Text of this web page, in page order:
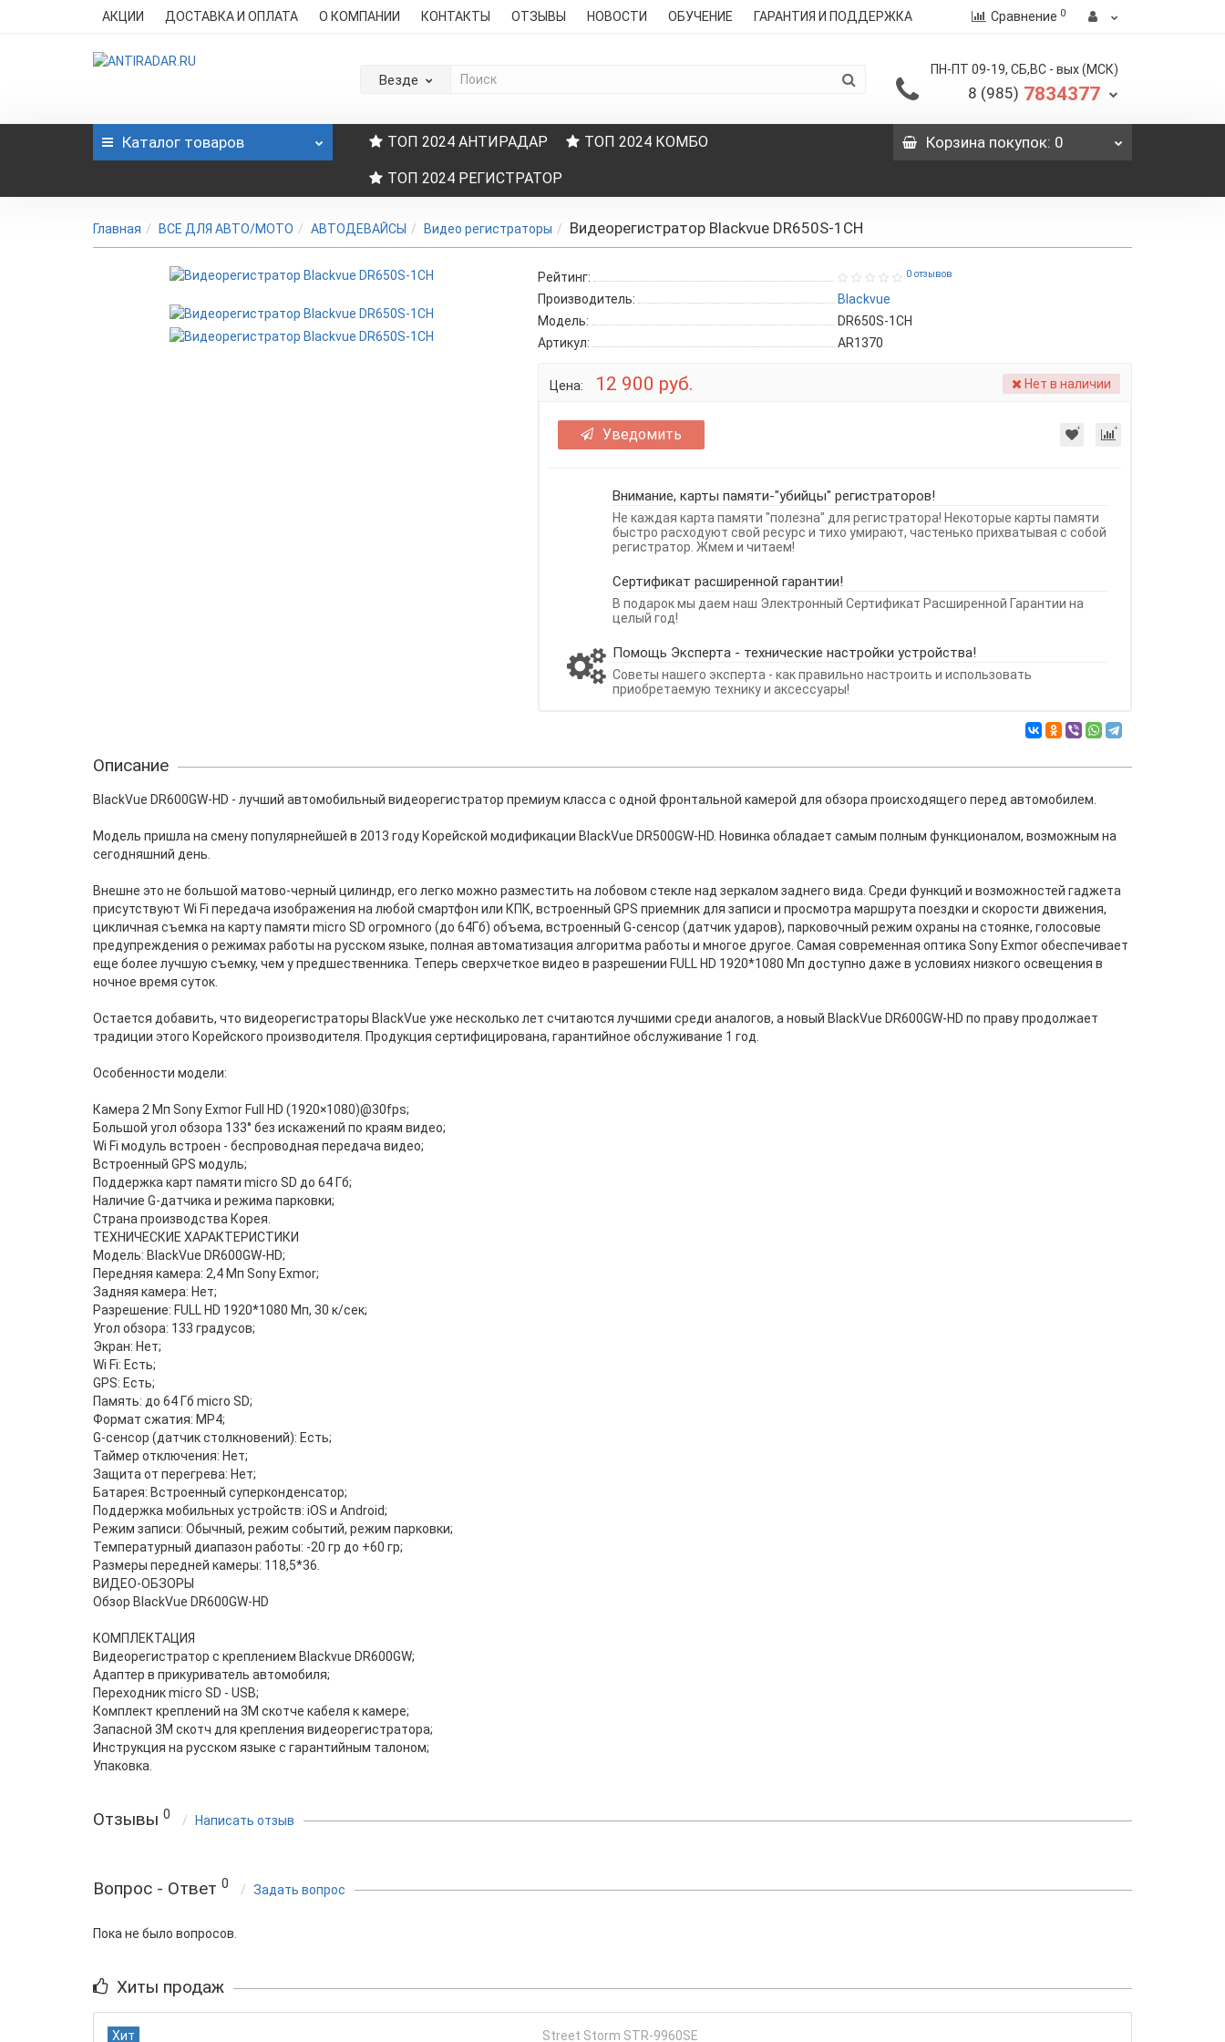
АКЦИИ ДОСТАВКА И ОПЛАТА О КОМПАНИИ КОНТАКТЫ ОТЗЫВЫ НОВОСТИ ОБУЧЕНИЕ ГАРАНТИЯ И ПОДДЕРЖКА Сравнение 0
Везде
ПН-ПТ 09-19, СБ,ВС - вых (МСК)
8 (985) 7834377
Каталог товаров ТОП 2024 АНТИРАДАР ТОП 2024 КОМБО
ТОП 2024 РЕГИСТРАТОР
Корзинапокупок: 0
Главная ВСЕ ДЛЯ АВТО/МОТО АВТОДЕВАЙСЫ Видео регистраторы Видеорегистратор Blackvue DR650S-1CH
Рейтинг: 0 отзывов
Производитель:
Blackvue
Модель:
DR650S-1CH
Артикул:
AR1370
Цена: 12 900 руб. Нет в наличии
Уведомить
Внимание, карты памяти-"убийцы" регистраторов!
Не каждая карта памяти "полезна" для регистратора! Некоторые карты памяти
быстро расходуют свой ресурс и тихо умирают, частенько прихватывая с собой
регистратор. Жмем и читаем!
Сертификат расширенной гарантии!
В подарок мы даем наш Электронный Сертификат Расширенной Гарантии на
целый год!
Помощь Эксперта - технические настройки устройства!
Советы нашего эксперта - как правильно настроить и использовать
приобретаемую технику и аксессуары!
Описание
BlackVue DR600GW-HD - лучший автомобильный видеорегистратор премиум класса с одной фронтальной камерой для обзора происходящего перед автомобилем.
Модель пришла на смену популярнейшей в 2013 году Корейской модификации BlackVue DR500GW-HD. Новинка обладает самым полным функционалом, возможным на
сегодняшний день.
Внешне это не большой матово-черный цилиндр, его легко можно разместить на лобовом стекле над зеркалом заднего вида. Среди функций и возможностей гаджета
присутствуют Wi Fi передача изображения на любой смартфон или КПК, встроенный GPS приемник для записи и просмотра маршрута поездки и скорости движения,
цикличная съемка на карту памяти micro SD огромного (до 64Гб) объема, встроенный G-сенсор (датчик ударов), парковочный режим охраны на стоянке, голосовые
предупреждения о режимах работы на русском языке, полная автоматизация алгоритма работы и многое другое. Самая современная оптика Sony Exmor обеспечивает
еще более лучшую съемку, чем у предшественника. Теперь сверхчеткое видео в разрешении FULL HD 1920*1080 Мп доступно даже в условиях низкого освещения в
ночное время суток.
Остается добавить, что видеорегистраторы BlackVue уже несколько лет считаются лучшими среди аналогов, а новый BlackVue DR600GW-HD по праву продолжает
традиции этого Корейского производителя. Продукция сертифицирована, гарантийное обслуживание 1 год.
Особенности модели:
Камера 2 Мп Sony Exmor Full HD (1920×1080)@30fps;
Большой угол обзора 133° без искажений по краям видео;
Wi Fi модуль встроен - беспроводная передача видео;
Встроенный GPS модуль;
Поддержка карт памяти micro SD до 64 Гб;
Наличие G-датчика и режима парковки;
Страна производства Корея.
ТЕХНИЧЕСКИЕ ХАРАКТЕРИСТИКИ
Модель: BlackVue DR600GW-HD;
Передняя камера: 2,4 Мп Sony Exmor;
Задняя камера: Нет;
Разрешение: FULL HD 1920*1080 Мп, 30 к/сек;
Угол обзора: 133 градусов;
Экран: Нет;
Wi Fi: Есть;
GPS: Есть;
Память: до 64 Гб micro SD;
Формат сжатия: MP4;
G-сенсор (датчик столкновений): Есть;
Таймер отключения: Нет;
Защита от перегрева: Нет;
Батарея: Встроенный суперконденсатор;
Поддержка мобильных устройств: iOS и Android;
Режим записи: Обычный, режим событий, режим парковки;
Температурный диапазон работы: -20 гр до +60 гр;
Размеры передней камеры: 118,5*36.
ВИДЕО-ОБЗОРЫ
Обзор BlackVue DR600GW-HD
КОМПЛЕКТАЦИЯ
Видеорегистратор с креплением Blackvue DR600GW;
Адаптер в прикуриватель автомобиля;
Переходник micro SD - USB;
Комплект креплений на 3М скотче кабеля к камере;
Запасной 3М скотч для крепления видеорегистратора;
Инструкция на русском языке с гарантийным талоном;
Упаковка.
Отзывы 0 Написать отзыв
Вопрос - Ответ 0 Задать вопрос
Пока не было вопросов.
Хиты продаж
Хит